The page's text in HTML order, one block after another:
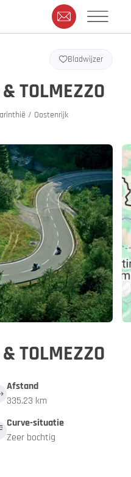
TOLMEZZO
/ Oostenrijk
Bladwijzer
TOLMEZZO
Afstand
335.23 km
Curve-situatie
Zeer bochtig